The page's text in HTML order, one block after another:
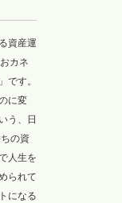
資産運
カネ
です。
に変
う、日
の資
人生を
られて
になる